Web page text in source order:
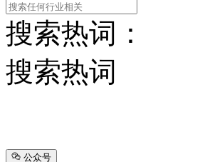
搜索热词：
搜索热词
公众号